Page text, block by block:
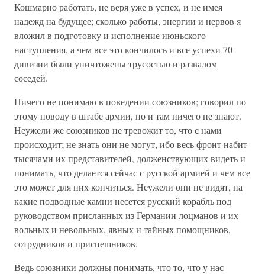
Кошмарно работать, не веря уже в успех, и не имея
надежд на будущее; сколько работы, энергии и нервов я
вложил в подготовку и исполнение июньского
наступления, а чем все это кончилось и все успехи 70
дивизии были уничтожены трусостью и развалом
соседей.
Ничего не понимаю в поведении союзников; говорил по
этому поводу в штабе армии, но и там ничего не знают.
Неужели же союзников не тревожит то, что с нами
происходит; не знать они не могут, ибо весь фронт набит
тысячами их представителей, долженствующих видеть и
понимать, что делается сейчас с русской армией и чем все
это может для них кончиться. Неужели они не видят, на
какие подводные камни несется русский корабль под
руководством присланных из Германии лоцманов и их
вольных и невольных, явных и тайных помощников,
сотрудников и приспешников.
Ведь союзники должны понимать, что то, что у нас